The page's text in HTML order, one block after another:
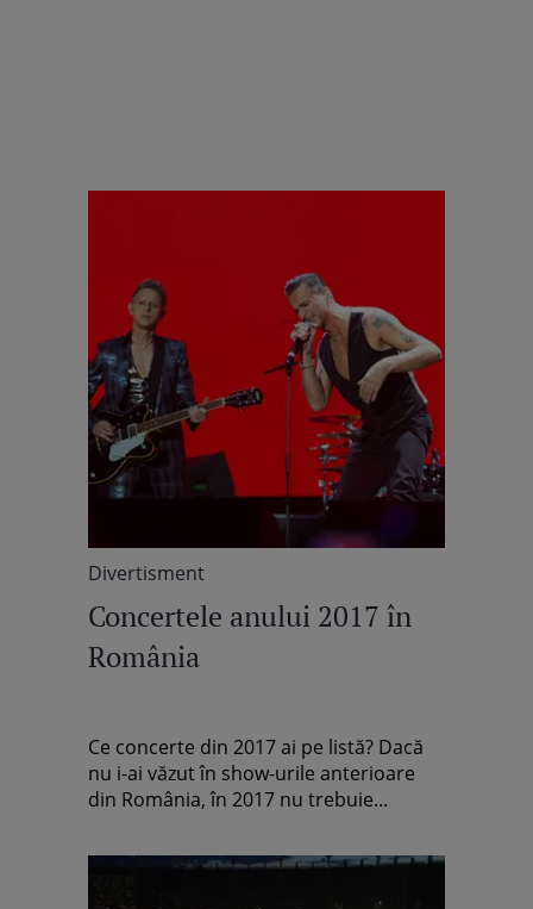
Divertisment
Concertele anului 2017 în
România
Ce concerte din 2017 ai pe listă? Dacă
nu i-ai văzut în show-urile anterioare
din România, în 2017 nu trebuie...